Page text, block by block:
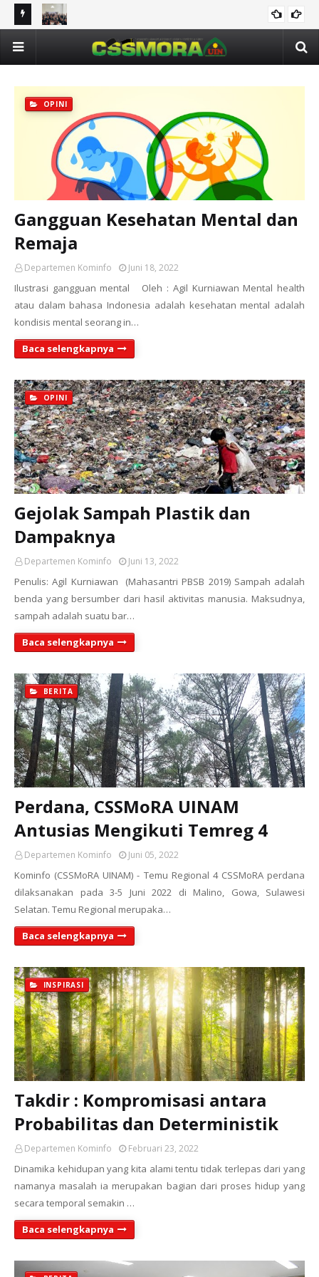
UPGRADING CSSMoRA UIN Alauddin Makassar Periode
PROKER
OPINI
Gangguan Kesehatan Mental dan
Remaja
Departemen Kominfo Juni 18, 2022
Ilustrasi gangguan mental Oleh : Agil Kurniawan Mental health
atau dalam bahasa Indonesia adalah kesehatan mental adalah
kondisis mental seorang in…
Baca selengkapnya
OPINI
Gejolak Sampah Plastik dan
Dampaknya
Departemen Kominfo Juni 13, 2022
Penulis: Agil Kurniawan (Mahasantri PBSB 2019) Sampah adalah
benda yang bersumber dari hasil aktivitas manusia. Maksudnya,
sampah adalah suatu bar…
Baca selengkapnya
BERITA
Perdana, CSSMoRA UINAM
Antusias Mengikuti Temreg 4
Departemen Kominfo Juni 05, 2022
Kominfo (CSSMoRA UINAM) - Temu Regional 4 CSSMoRA perdana
dilaksanakan pada 3-5 Juni 2022 di Malino, Gowa, Sulawesi
Selatan. Temu Regional merupaka…
Baca selengkapnya
INSPIRASI
Takdir : Kompromisasi antara
Probabilitas dan Deterministik
Departemen Kominfo Februari 23, 2022
Dinamika kehidupan yang kita alami tentu tidak terlepas dari yang
namanya masalah ia merupakan bagian dari proses hidup yang
secara temporal semakin …
Baca selengkapnya